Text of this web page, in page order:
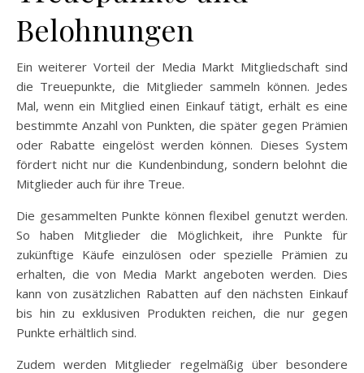
Belohnungen
Ein weiterer Vorteil der Media Markt Mitgliedschaft sind
die Treuepunkte, die Mitglieder sammeln können. Jedes
Mal, wenn ein Mitglied einen Einkauf tätigt, erhält es eine
bestimmte Anzahl von Punkten, die später gegen Prämien
oder Rabatte eingelöst werden können. Dieses System
fördert nicht nur die Kundenbindung, sondern belohnt die
Mitglieder auch für ihre Treue.
Die gesammelten Punkte können flexibel genutzt werden.
So haben Mitglieder die Möglichkeit, ihre Punkte für
zukünftige Käufe einzulösen oder spezielle Prämien zu
erhalten, die von Media Markt angeboten werden. Dies
kann von zusätzlichen Rabatten auf den nächsten Einkauf
bis hin zu exklusiven Produkten reichen, die nur gegen
Punkte erhältlich sind.
Zudem werden Mitglieder regelmäßig über besondere